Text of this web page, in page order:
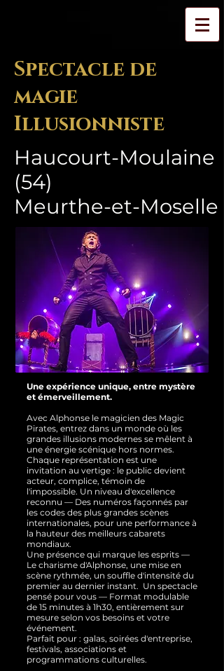
Spectacle de
magie
Illusionniste
Haucourt-Moulaine
(54)
Meurthe-et-Moselle
Une expérience unique, entre mystère
et émerveillement.
Avec Alphonse le magicien des Magic
Pirates, entrez dans un monde où les
grandes illusions modernes se mêlent à
une énergie scénique hors normes.
Chaque représentation est une
invitation au vertige : le public devient
acteur, complice, témoin de
l'impossible. Un niveau d'excellence
reconnu — Des numéros façonnés par
les codes des plus grandes scènes
internationales, pour une performance à
la hauteur des meilleurs cabarets
mondiaux.
Une présence qui marque les esprits —
Le charisme d'Alphonse, une mise en
scène rythmée, un souffle d'intensité du
premier au dernier instant. Un spectacle
pensé pour vous — Format modulable
de 15 minutes à 1h30, entièrement sur
mesure selon vos besoins et votre
événement.
Parfait pour : galas, soirées d'entreprise,
festivals, associations et
programmations culturelles.